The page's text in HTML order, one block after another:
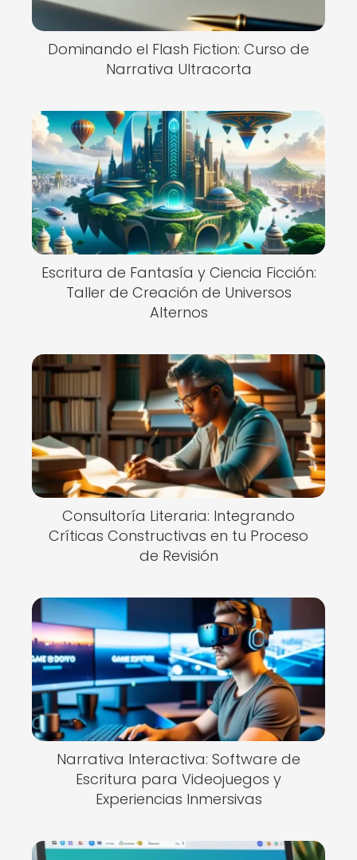
Dominando el Flash Fiction: Curso de
Narrativa Ultracorta
Escritura de Fantasía y Ciencia Ficción:
Taller de Creación de Universos
Alternos
Consultoría Literaria: Integrando
Críticas Constructivas en tu Proceso
de Revisión
Narrativa Interactiva: Software de
Escritura para Videojuegos y
Experiencias Inmersivas